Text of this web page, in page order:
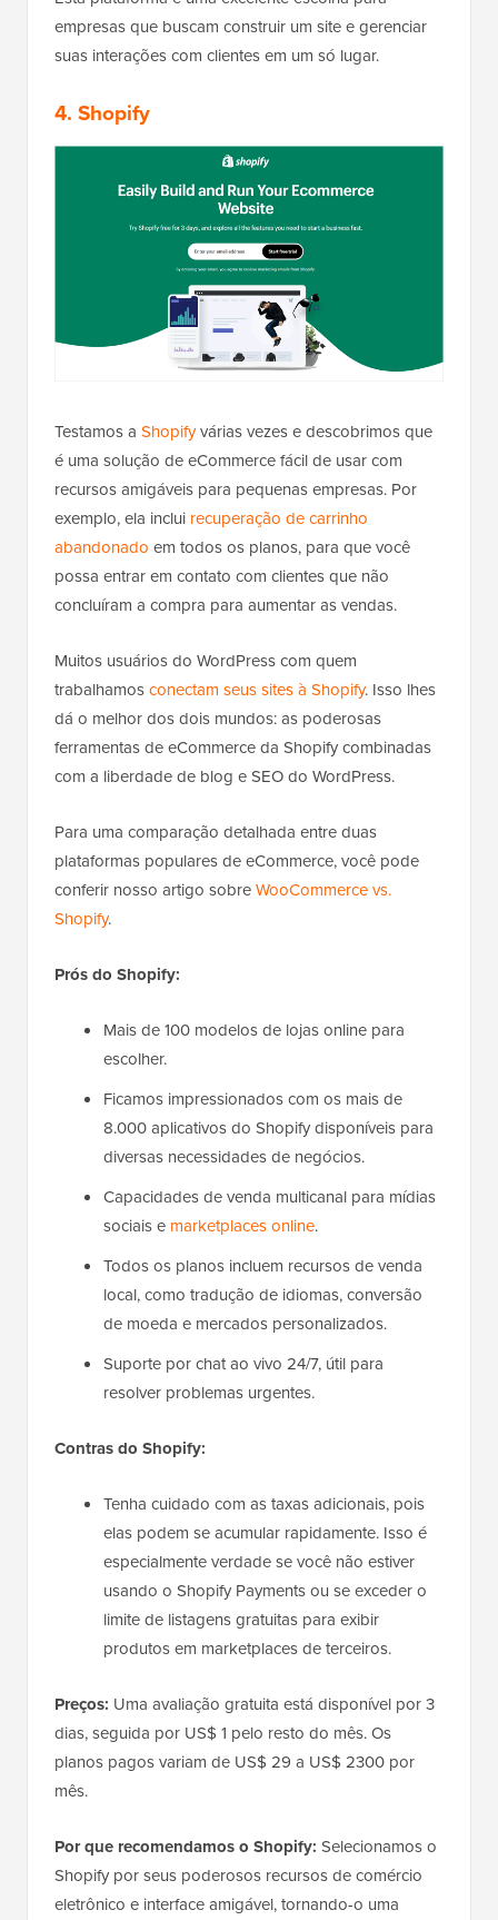
empresas que buscam construir um site e gerenciar
suas interações com clientes em um só lugar.
4. Shopify
Testamos a Shopifyvárias vezes e descobrimos que
é uma solução de eCommerce fácil de usar com
recursos amigáveis para pequenas empresas. Por
exemplo, ela inclui recuperação de carrinho
abandonado em todos os planos, para que você
possa entrar em contato com clientes que não
concluíram a compra para aumentar as vendas.
Muitos usuários do WordPress com quem
trabalhamosconectam seus sites à Shopify. Isso lhes
dá o melhor dos dois mundos: as poderosas
ferramentas de eCommerce da Shopify combinadas
com a liberdade de blog e SEO do WordPress.
Para uma comparação detalhada entre duas
plataformas populares de eCommerce, você pode
conferir nosso artigo sobreWooCommerce vs.
Shopify.
Prós do Shopify:
Mais de 100 modelos de lojas online para
escolher.
Ficamos impressionados com os mais de
8.000 aplicativos do Shopify disponíveis para
diversas necessidades de negócios.
Capacidades de venda multicanal para mídias
sociais e marketplaces online.
Todos os planos incluem recursos de venda
local, como tradução de idiomas, conversão
de moeda e mercados personalizados.
Suporte por chat ao vivo 24/7, útil para
resolver problemas urgentes.
Contras do Shopify:
Tenha cuidado com as taxas adicionais, pois
elas podem se acumular rapidamente. Isso é
especialmente verdade se você não estiver
usando o Shopify Payments ou se exceder o
limite de listagens gratuitas para exibir
produtos em marketplaces de terceiros.
Preços: Uma avaliação gratuita está disponível por 3
dias, seguida por US$ 1 pelo resto do mês. Os
planos pagos variam de US$ 29 a US$ 2300 por
mês.
Por que recomendamos o Shopify: Selecionamos o
Shopify por seus poderosos recursos de comércio
eletrônico e interface amigável, tornando-o uma